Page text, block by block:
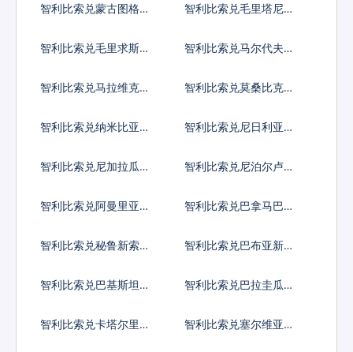
智利比索兑蒙古图格里
智利比索兑毛里塔尼亚
智利比索兑毛里求斯卢
智利比索兑马尔代夫拉
智利比索兑马拉维克瓦
智利比索兑莫桑比克梅
智利比索兑纳米比亚元
智利比索兑尼日利亚奈
智利比索兑尼加拉瓜科
智利比索兑尼泊尔卢比
智利比索兑阿曼里亚尔
智利比索兑巴拿马巴波
智利比索兑秘鲁新索尔
智利比索兑巴布亚新几
智利比索兑巴基斯坦卢
智利比索兑巴拉圭瓜拉
智利比索兑卡塔尔里亚
智利比索兑塞尔维亚第